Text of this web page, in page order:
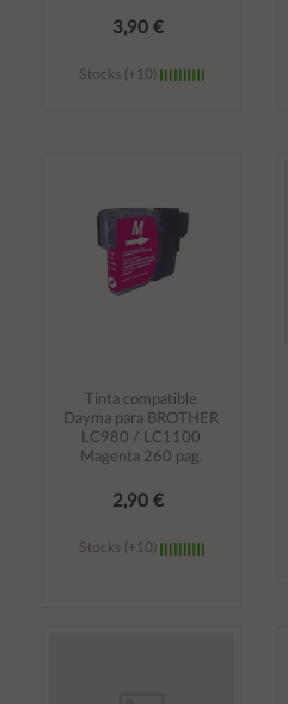
3,90 €
Stocks (+10)
Tinta compatible
Dayma para BROTHER
LC980 / LC1100
Magenta 260 pag.
2,90 €
Stocks (+10)